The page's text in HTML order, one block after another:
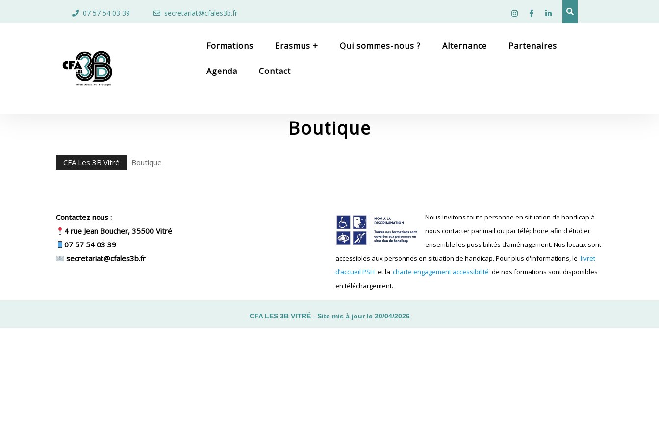
content
07 57 54 03 39 secretariat@cfales3b.fr Instagramfacebooklinkedin
Formations Erasmus + Qui sommes-nous ? Alternance Partenaires
Agenda Contact
Boutique
CFA Les 3B Vitré Boutique
Contactez nous :
4 rue Jean Boucher, 35500 Vitré
07 57 54 03 39
secretariat@cfales3b.fr
Nous invitons toute personne en situation de handicap à
nous contacter par mail ou par téléphone afin d'étudier
ensemble les possibilités d’aménagement. Nos locaux sont
accessibles aux personnes en situation de handicap. Pour plus d'informations, le livret
d’accueil PSH et la charte engagement accessibilité de nos formations sont disponibles
en téléchargement.
CFA LES 3B VITRÉ - Site mis à jour le 20/04/2026